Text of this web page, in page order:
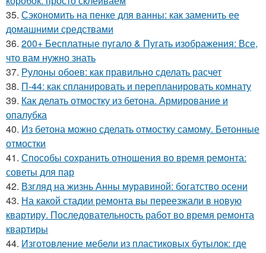
35. Сэкономить на пенке для ванны: как заменить ее
домашними средствами
36. 200+ Бесплатные пугало & Пугать изображения: Все,
что вам нужно знать
37. Рулоны обоев: как правильно сделать расчет
38. П-44: как спланировать и перепланировать комнату
39. Как делать отмостку из бетона. Армирование и
опалубка
40. Из бетона можно сделать отмостку самому. Бетонные
отмостки
41. Способы сохранить отношения во время ремонта:
советы для пар
42. Взгляд на жизнь Анны муравиной: богатство осени
43. На какой стадии ремонта вы переезжали в новую
квартиру. Последовательность работ во время ремонта
квартиры
44. Изготовление мебели из пластиковых бутылок: где